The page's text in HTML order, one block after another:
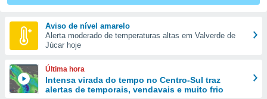
das
e
forma
digital
Aviso de nível amarelo
Alerta moderado de temperaturas altas em Valverde de
Júcar hoje
Última hora
Intensa virada do tempo no Centro-Sul traz
alertas de temporais, vendavais e muito frio